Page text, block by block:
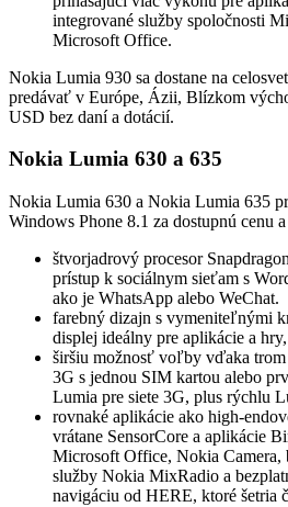
integrované služby spoločnosti
Microsoft Office.
Nokia Lumia 930 sa dostane na
predávať v Európe, Ázii, Blízkom
USD bez daní a dotácií.
Nokia Lumia 630 a 635
Nokia Lumia 630 a Nokia Lumia 635
Windows Phone 8.1 za dostupnú cenu
štvorjadrový procesor
prístup k sociálnym sieťam s
ako je WhatsApp alebo WeChat.
farebný dizajn s vymeniteľnými
displej ideálny pre aplikácie a
širšiu možnosť voľby vďaka
3G s jednou SIM kartou alebo
Lumia pre siete 3G, plus rýchlu
rovnaké aplikácie ako high-
vrátane SensorCore a aplikácie
Microsoft Office, Nokia Camera,
služby Nokia MixRadio a
navigáciu od HERE, ktoré šetria